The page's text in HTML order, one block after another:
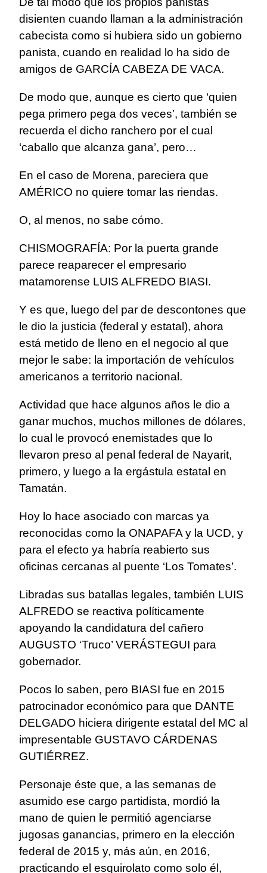
disienten cuando llaman a la administración
cabecista como si hubiera sido un gobierno
panista, cuando en realidad lo ha sido de
amigos de GARCÍA CABEZA DE VACA.
De modo que, aunque es cierto que ‘quien
pega primero pega dos veces’, también se
recuerda el dicho ranchero por el cual
‘caballo que alcanza gana’, pero…
En el caso de Morena, pareciera que
AMÉRICO no quiere tomar las riendas.
O, al menos, no sabe cómo.
CHISMOGRAFÍA: Por la puerta grande
parece reaparecer el empresario
matamorense LUIS ALFREDO BIASI.
Y es que, luego del par de descontones que
le dio la justicia (federal y estatal), ahora
está metido de lleno en el negocio al que
mejor le sabe: la importación de vehículos
americanos a territorio nacional.
Actividad que hace algunos años le dio a
ganar muchos, muchos millones de dólares,
lo cual le provocó enemistades que lo
llevaron preso al penal federal de Nayarit,
primero, y luego a la ergástula estatal en
Tamatán.
Hoy lo hace asociado con marcas ya
reconocidas como la ONAPAFA y la UCD, y
para el efecto ya habría reabierto sus
oficinas cercanas al puente ‘Los Tomates’.
Libradas sus batallas legales, también LUIS
ALFREDO se reactiva políticamente
apoyando la candidatura del cañero
AUGUSTO ‘Truco’ VERÁSTEGUI para
gobernador.
Pocos lo saben, pero BIASI fue en 2015
patrocinador económico para que DANTE
DELGADO hiciera dirigente estatal del MC al
impresentable GUSTAVO CÁRDENAS
GUTIÉRREZ.
Personaje éste que, a las semanas de
asumido ese cargo partidista, mordió la
mano de quien le permitió agenciarse
jugosas ganancias, primero en la elección
federal de 2015 y, más aún, en 2016,
practicando el esquirolato como solo él,